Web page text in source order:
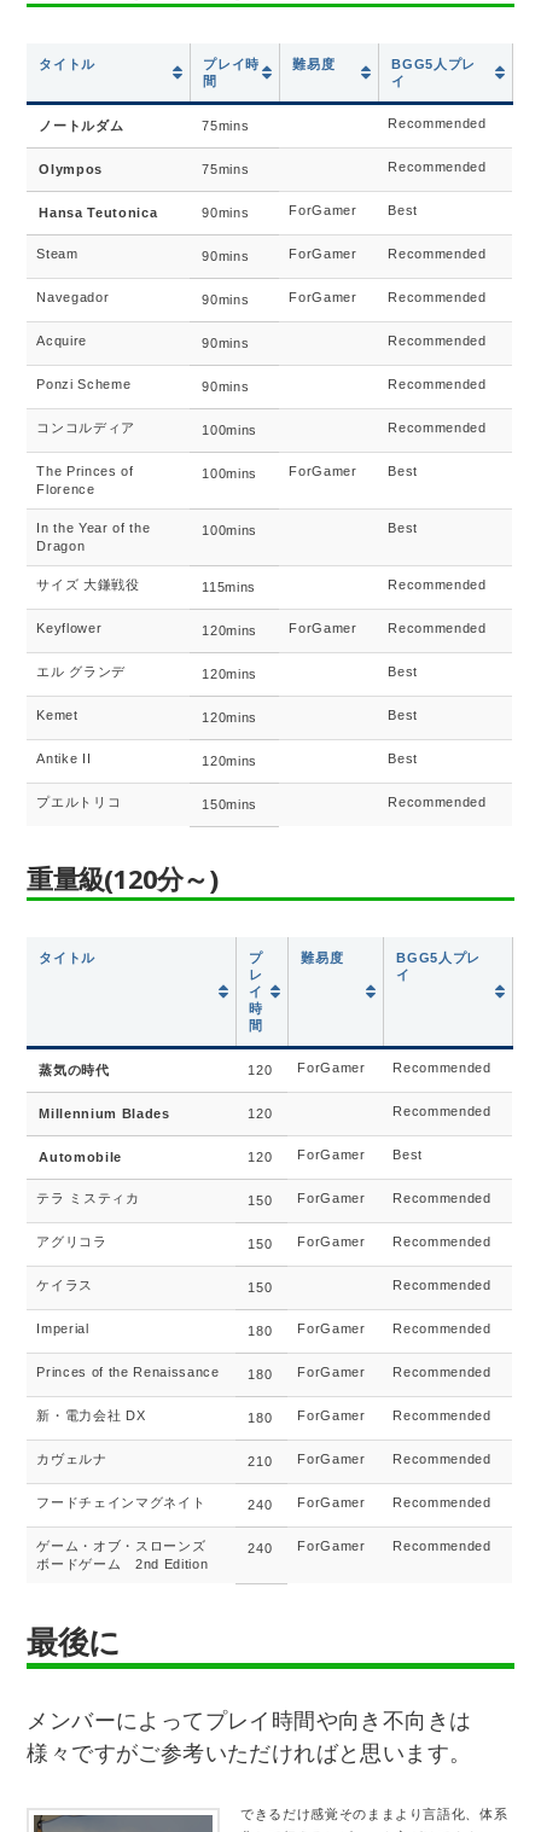
タイトル
プレイ時
間
難易度
BGG5人プレ
イ
ノートルダム 75mins Recommended
Olympos 75mins Recommended
Hansa Teutonica 90mins ForGamer Best
Steam 90mins ForGamer Recommended
Navegador 90mins ForGamer Recommended
Acquire 90mins Recommended
Ponzi Scheme 90mins Recommended
コンコルディア 100mins Recommended
The Princes of
Florence
100mins ForGamer Best
In the Year of the
Dragon
100mins Best
サイズ 大鎌戦役 115mins Recommended
Keyflower 120mins ForGamer Recommended
エル グランデ 120mins Best
Kemet 120mins Best
Antike II 120mins Best
プエルトリコ 150mins Recommended
重量級(120分～)
タイトル
プ
レ
イ
時
間
難易度
BGG5人プレ
イ
蒸気の時代 120 ForGamer Recommended
Millennium Blades 120 Recommended
Automobile 120 ForGamer Best
テラ ミスティカ 150 ForGamer Recommended
アグリコラ 150 ForGamer Recommended
ケイラス 150 Recommended
Imperial 180 ForGamer Recommended
Princes of the Renaissance 180 ForGamer Recommended
新・電力会社 DX 180 ForGamer Recommended
カヴェルナ 210 ForGamer Recommended
フードチェインマグネイト 240 ForGamer Recommended
ゲーム・オブ・スローンズ
ボードゲーム 2nd Edition
240 ForGamer Recommended
最後に
メンバーによってプレイ時間や向き不向きは
様々ですがご参考いただければと思います。
できるだけ感覚そのままより言語化、体系